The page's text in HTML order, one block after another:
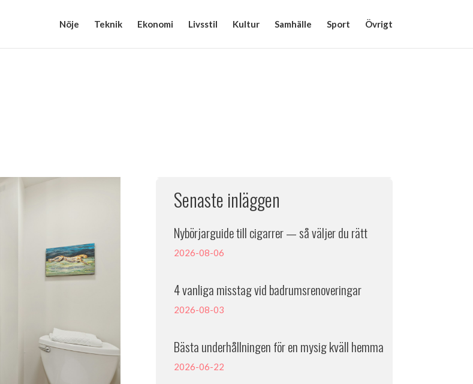
Nöje Teknik Ekonomi Livsstil Kultur Samhälle Sport Övrigt
Senaste inläggen
Nybörjarguide till cigarrer — så väljer du rätt
2026-08-06
4 vanliga misstag vid badrumsrenoveringar
2026-08-03
Bästa underhållningen för en mysig kväll hemma
2026-06-22